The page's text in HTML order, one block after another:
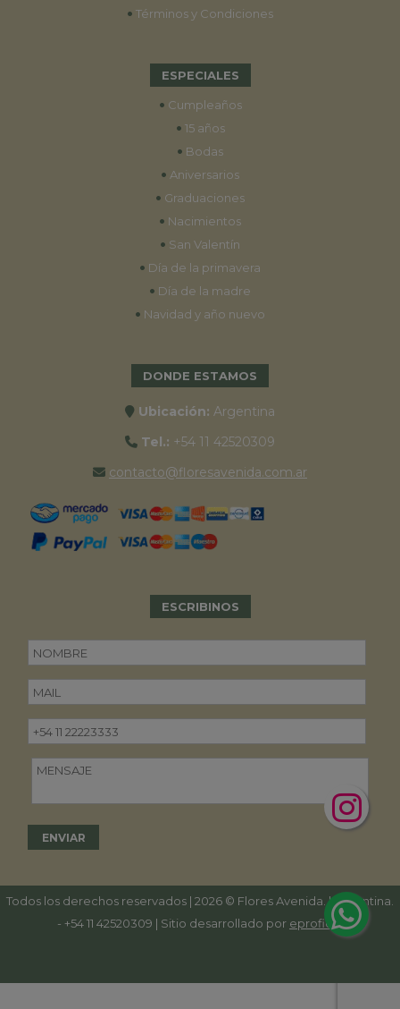
• Términos y Condiciones
ESPECIALES
• Cumpleaños
• 15 años
• Bodas
• Aniversarios
• Graduaciones
• Nacimientos
• San Valentín
• Día de la primavera
• Día de la madre
• Navidad y año nuevo
DONDE ESTAMOS
Ubicación: Argentina
Tel.: +54 11 42520309
contacto@floresavenida.com.ar
ESCRIBINOS
Todos los derechos reservados | 2026 © Flores Avenida. | Argentina.
- +54 11 42520309 | Sitio desarrollado por eproficio